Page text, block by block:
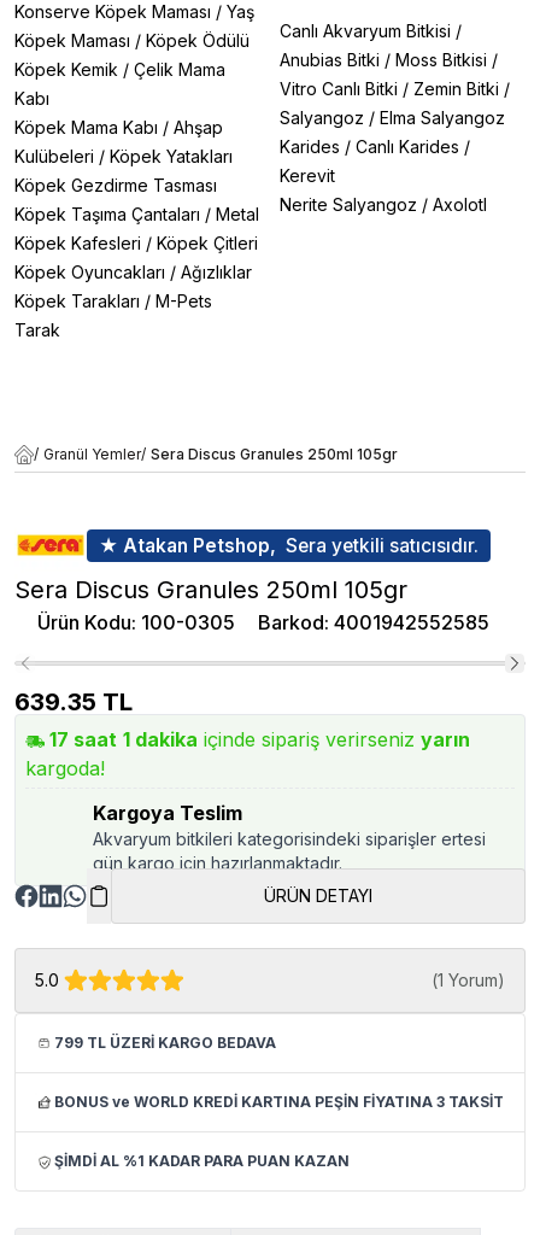
Konserve Köpek Maması / Yaş
Köpek Maması / Köpek Ödülü
Köpek Kemik / Çelik Mama
Kabı
Köpek Mama Kabı / Ahşap
Kulübeleri / Köpek Yatakları
Köpek Gezdirme Tasması
Köpek Taşıma Çantaları / Metal
Köpek Kafesleri / Köpek Çitleri
Köpek Oyuncakları / Ağızlıklar
Köpek Tarakları / M-Pets
Tarak
Canlı Akvaryum Bitkisi /
Anubias Bitki / Moss Bitkisi /
Vitro Canlı Bitki / Zemin Bitki /
Salyangoz / Elma Salyangoz
Karides / Canlı Karides /
Kerevit
Nerite Salyangoz / Axolotl
/ Granül Yemler/ Sera Discus Granules 250ml 105gr
★ Atakan Petshop, Sera yetkili satıcısıdır.
Sera Discus Granules 250ml 105gr
Ürün Kodu: 100-0305 Barkod: 4001942552585
639.35 TL
17 saat 1 dakika içinde sipariş verirseniz yarın
kargoda!
Kargoya Teslim
Akvaryum bitkileri kategorisindeki siparişler ertesi
gün kargo için hazırlanmaktadır.
ÜRÜN DETAYI
5.0 (1 Yorum)
799 TL ÜZERİ KARGO BEDAVA
BONUS ve WORLD KREDİ KARTINA PEŞİN FİYATINA 3 TAKSİT
ŞİMDİ AL %1 KADAR PARA PUAN KAZAN